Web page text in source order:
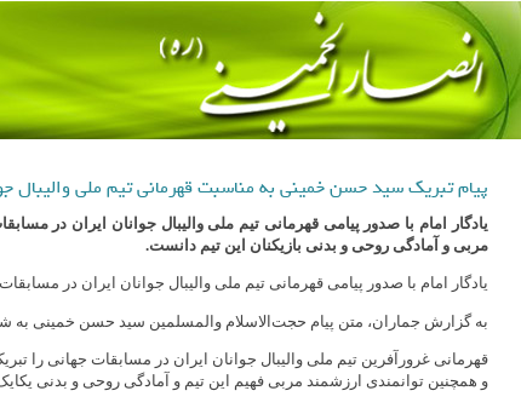
پیام تبریک سید حسن خمینی به مناسبت قهرمانی تیم ملی والیبال
یادگار امام با صدور پیامی قهرمانی تیم ملی والیبال جوانان ایران در
مربی و آمادگی روحی و بدنی بازیکنان این تیم دانست.
یادگار امام با صدور پیامی قهرمانی تیم ملی والیبال جوانان ایران در
به گزارش جماران، متن‌ پیام حجت‌الاسلام والمسلمین سید حسن خمینی به‌
قهرمانی غرورآفرین تیم ملی والیبال جوانان ایران در مسابقات جهانی
و همچنین توانمندی ارزشمند مربی فهیم این تیم و آمادگی روحی و بدنی